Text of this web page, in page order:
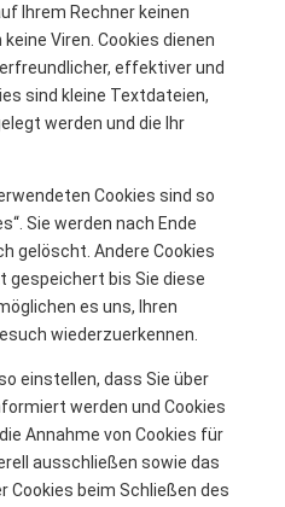
Ihrem Rechner keinen
Viren. Cookies dienen
effektiver und
sind kleine Textdateien,
werden und die Ihr
Cookies sind so
Sie werden nach Ende
gelöscht. Andere Cookies
gespeichert bis Sie diese
es uns, Ihren
wiederzuerkennen.
einstellen, dass Sie über
werden und Cookies
Annahme von Cookies für
ausschließen sowie das
Cookies beim Schließen des